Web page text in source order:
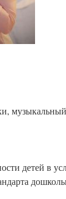
музыкальный
детей в
г.